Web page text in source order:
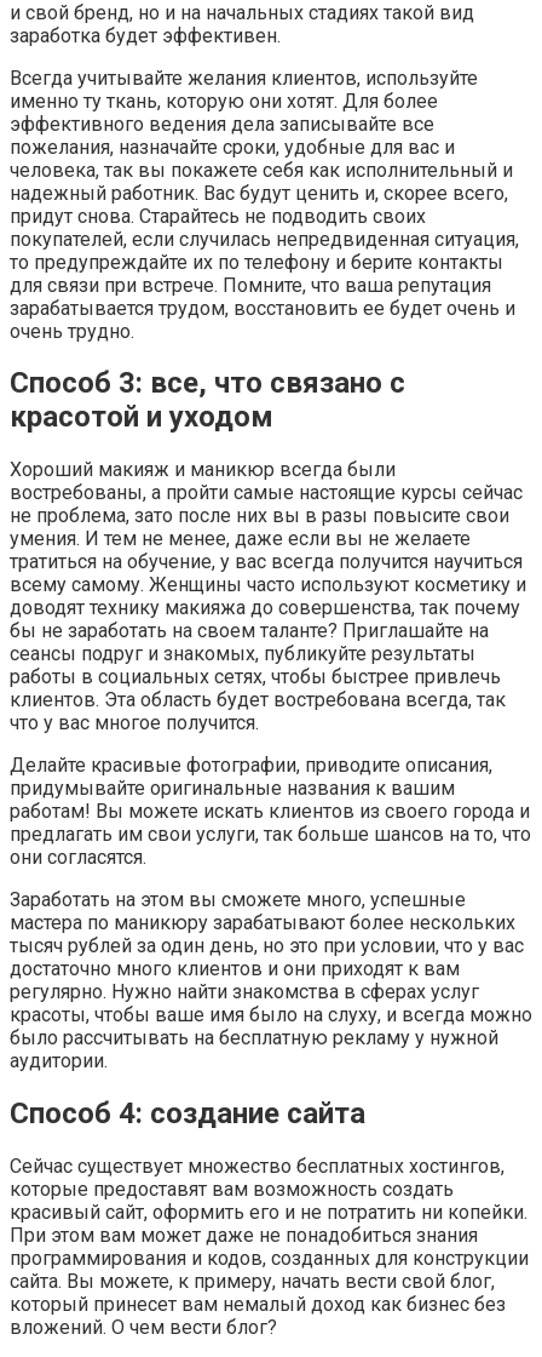
и свой бренд, но и на начальных стадиях такой вид
заработка будет эффективен.
Всегда учитывайте желания клиентов, используйте
именно ту ткань, которую они хотят. Для более
эффективного ведения дела записывайте все
пожелания, назначайте сроки, удобные для вас и
человека, так вы покажете себя как исполнительный и
надежный работник. Вас будут ценить и, скорее всего,
придут снова. Старайтесь не подводить своих
покупателей, если случилась непредвиденная ситуация,
то предупреждайте их по телефону и берите контакты
для связи при встрече. Помните, что ваша репутация
зарабатывается трудом, восстановить ее будет очень и
очень трудно.
Способ 3: все, что связано с
красотой и уходом
Хороший макияж и маникюр всегда были
востребованы, а пройти самые настоящие курсы сейчас
не проблема, зато после них вы в разы повысите свои
умения. И тем не менее, даже если вы не желаете
тратиться на обучение, у вас всегда получится научиться
всему самому. Женщины часто используют косметику и
доводят технику макияжа до совершенства, так почему
бы не заработать на своем таланте? Приглашайте на
сеансы подруг и знакомых, публикуйте результаты
работы в социальных сетях, чтобы быстрее привлечь
клиентов. Эта область будет востребована всегда, так
что у вас многое получится.
Делайте красивые фотографии, приводите описания,
придумывайте оригинальные названия к вашим
работам! Вы можете искать клиентов из своего города и
предлагать им свои услуги, так больше шансов на то, что
они согласятся.
Заработать на этом вы сможете много, успешные
мастера по маникюру зарабатывают более нескольких
тысяч рублей за один день, но это при условии, что у вас
достаточно много клиентов и они приходят к вам
регулярно. Нужно найти знакомства в сферах услуг
красоты, чтобы ваше имя было на слуху, и всегда можно
было рассчитывать на бесплатную рекламу у нужной
аудитории.
Способ 4: создание сайта
Сейчас существует множество бесплатных хостингов,
которые предоставят вам возможность создать
красивый сайт, оформить его и не потратить ни копейки.
При этом вам может даже не понадобиться знания
программирования и кодов, созданных для конструкции
сайта. Вы можете, к примеру, начать вести свой блог,
который принесет вам немалый доход как бизнес без
вложений. О чем вести блог?